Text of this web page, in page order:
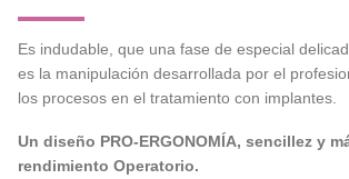
Es indudable, que una fase de especial
es la manipulación desarrollada por el
los procesos en el tratamiento con implantes.
Un diseño PRO-ERGONOMÍA, sencillez y
rendimiento Operatorio.